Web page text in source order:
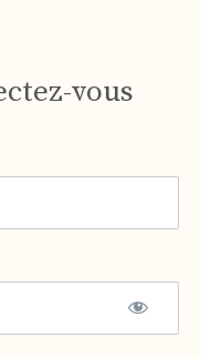
vous